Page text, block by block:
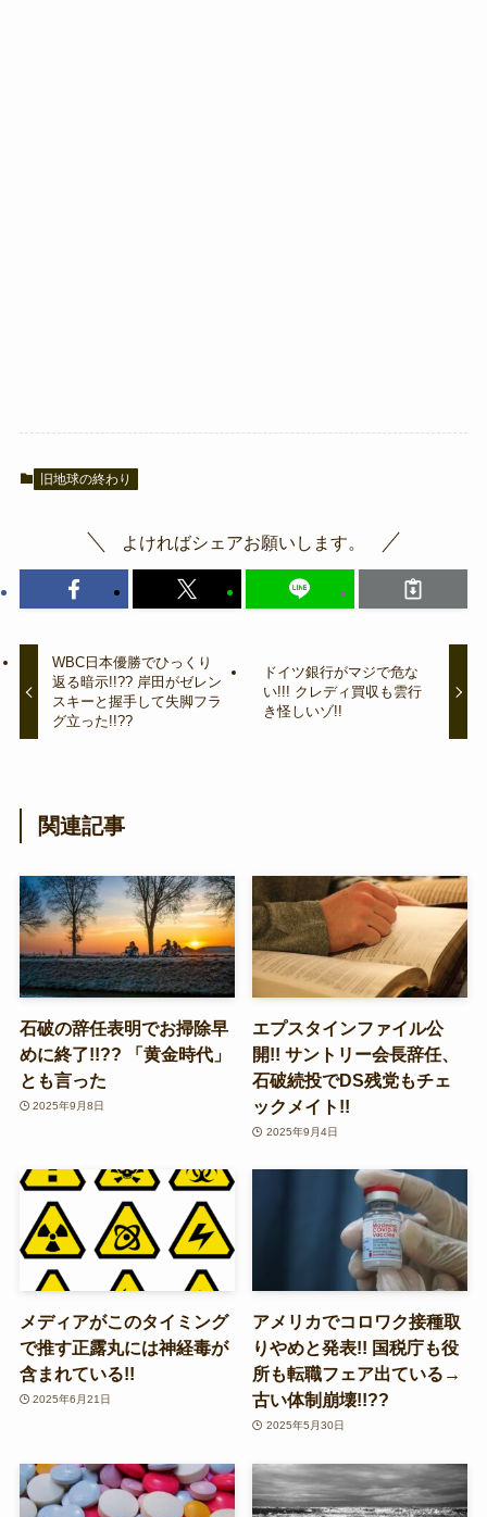
旧地球の終わり
よければシェアお願いします。
WBC日本優勝でひっくり
返る暗示!!?? 岸田がゼレン
スキーと握手して失脚フラ
グ立った!!??
ドイツ銀行がマジで危な
い!!! クレディ買収も雲行
き怪しいゾ!!
関連記事
石破の辞任表明でお掃除早
めに終了!!?? 「黄金時代」
とも言った
2025年9月8日
エプスタインファイル公
開!! サントリー会長辞任、
石破続投でDS残党もチェ
ックメイト!!
2025年9月4日
メディアがこのタイミング
で推す正露丸には神経毒が
含まれている!!
2025年6月21日
アメリカでコロワク接種取
りやめと発表!! 国税庁も役
所も転職フェア出ている→
古い体制崩壊!!??
2025年5月30日